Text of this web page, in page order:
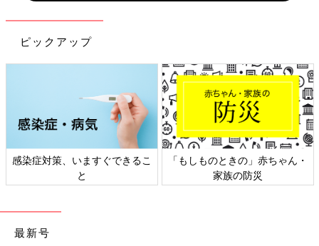
出典：Instagramアカウント「chikkun_okn」
ピックアップ
感染症対策、いますぐできるこ
と
「もしものときの」赤ちゃん・
家族の防災
最新号